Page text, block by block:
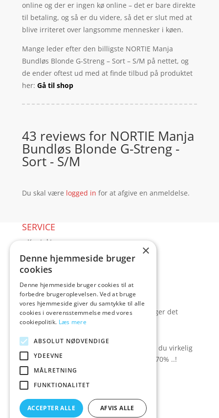
online og der er ingen kø online – det er bare direkte
til betaling, og så er du videre, så det er slut med at
blive irriteret over langsomme mennesker i køen.
Mange leder efter den billigste NORTIE Manja
Bundløs Blonde G-Streng – Sort – S/M på nettet, og
de ender oftest ud med at finde tilbud på produktet
her: Gå til shop
43 reviews for NORTIE Manja
Bundløs Blonde G-Streng -
Sort - S/M
Du skal være logged in for at afgive en anmeldelse.
SERVICE
▸ Kontakt
▸ Kundeservice
▸ Sex guides
▸ Leveringsmuligheder
▸ Returnering
Blog
Pris, kvalitet & sexlegetøj – hvordan hænger det
sammen?
Se hvad der ligger i rodekassen - her kan du virkelig
gøre et kup. Der er besparelser på op til 70% ..!
▸ Se tilbuddene her
Artikel oversigt
Tlf: 7876 8672
×
Denne hjemmeside bruger
cookies
Denne hjemmeside bruger cookies til at
forbedre brugeroplevelsen. Ved at bruge
vores hjemmeside giver du samtykke til alle
cookies i overensstemmelse med vores
cookiepolitik. Læs mere
ABSOLUT NØDVENDIGE
YDEEVNE
MÅLRETNING
FUNKTIONALITET
ACCEPTER ALLE AFVIS ALLE